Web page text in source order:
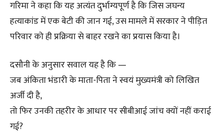
गरिमा ने कहा कि यह अत्यंत दुर्भाग्यपूर्ण है कि जिस जघन्य
हत्याकांड में एक बेटी की जान गई, उस मामले में सरकार ने पीड़ित
परिवार को ही प्रक्रिया से बाहर रखने का प्रयास किया है।
दसौनी के अनुसार सवाल यह है कि —
जब अंकिता भंडारी के माता-पिता ने स्वयं मुख्यमंत्री को लिखित
अर्जी दी है,
तो फिर उनकी तहरीर के आधार पर सीबीआई जांच क्यों नहीं कराई
गई?